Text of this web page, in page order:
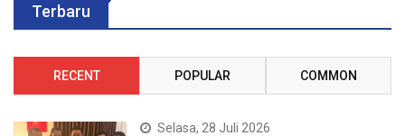
Terbaru
RECENT POPULAR COMMON
Selasa, 28 Juli 2026